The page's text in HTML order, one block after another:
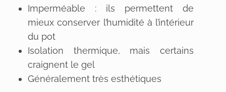
Imperméable : ils permettent de
mieux conserver l’humidité à l’intérieur
du pot
Isolation thermique, mais certains
craignent le gel
Généralement très esthétiques